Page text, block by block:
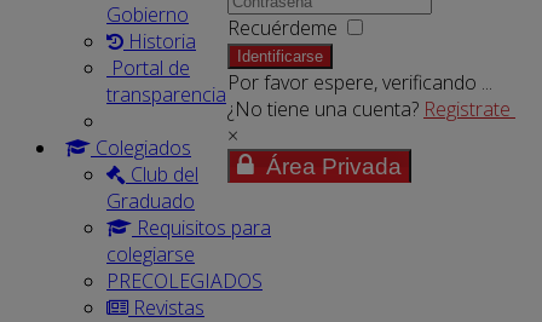
Recuérdeme
Identificarse
Por favor espere, verificando ...
¿No tiene una cuenta? Registrate
×
Área Privada
Gobierno
Historia
Portal de
transparencia
Colegiados
Club del
Graduado
Requisitos para
colegiarse
PRECOLEGIADOS
Revistas